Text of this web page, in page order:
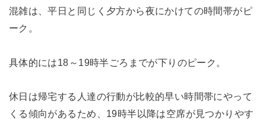
混雑は、平日と同じく夕方から夜にかけての時間帯がピ
ーク。
具体的には18～19時半ごろまでが下りのピーク。
休日は帰宅する人達の行動が比較的早い時間帯にやって
くる傾向があるため、19時半以降は空席が見つかりやす